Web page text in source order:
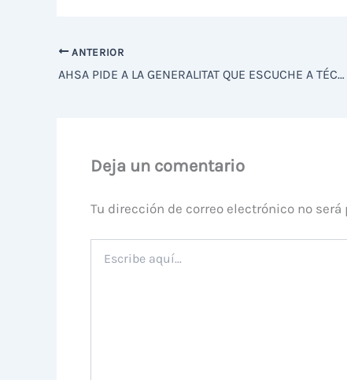
ANTERIOR
AHSA PIDE A LA GENERALITAT QUE ESCUCHE A TÉCNICOS E INVESTIGADORES Y ACATE LA SENTENCIA CONTRA LA CAZA NOCTURNA EN LOS HUMEDALES
Deja un comentario
Tu dirección de correo electrónico no será
aquí...